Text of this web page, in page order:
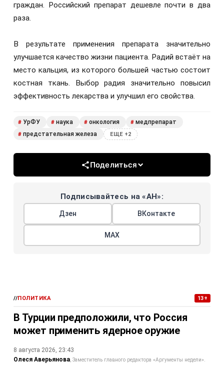
граждан. Российский препарат дешевле почти в два
раза.
В результате применения препарата значительно
улучшается качество жизни пациента. Радий встаёт на
место кальция, из которого большей частью состоит
костная ткань. Выбор радия значительно повысил
эффективность лекарства и улучшил его свойства.
# УрФУ # наука # онкология # медпрепарат
# предстательная железа ЕЩЕ +2
Поделиться
Подписывайтесь на «АН»:
Дзен ВКонтакте
МАХ
//ПОЛИТИКА 13+
В Турции предположили, что Россия
может применить ядерное оружие
8 августа 2026, 23:43
Олеся Аверьянова Заместитель главного редактора «Аргументы недели».